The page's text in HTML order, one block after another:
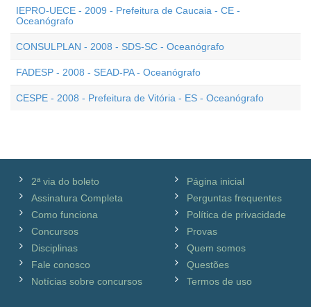
IEPRO-UECE - 2009 - Prefeitura de Caucaia - CE -
Oceanógrafo
CONSULPLAN - 2008 - SDS-SC - Oceanógrafo
FADESP - 2008 - SEAD-PA - Oceanógrafo
CESPE - 2008 - Prefeitura de Vitória - ES - Oceanógrafo
2ª via do boleto
Assinatura Completa
Como funciona
Concursos
Disciplinas
Fale conosco
Notícias sobre concursos
Página inicial
Perguntas frequentes
Política de privacidade
Provas
Quem somos
Questões
Termos de uso